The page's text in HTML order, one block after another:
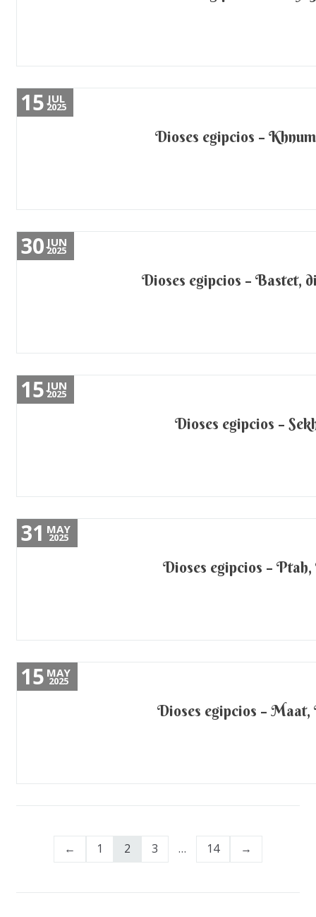
15 JUL
2025
Dioses egipcios –
30 JUN
2025
Dioses egipcios – Bastet,
15 JUN
2025
Dioses egipcios –
31 MAY
2025
Dioses egipcios –
15 MAY
2025
Dioses egipcios –
Paginación
entradas
1 2 3 … 14